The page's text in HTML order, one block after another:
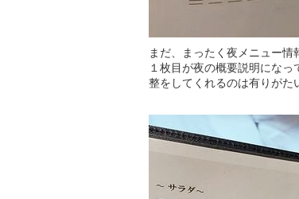
まだ、まったく夜メニュー
１枚目が夜の概要説明にな
整をしてくれるのは有りがた